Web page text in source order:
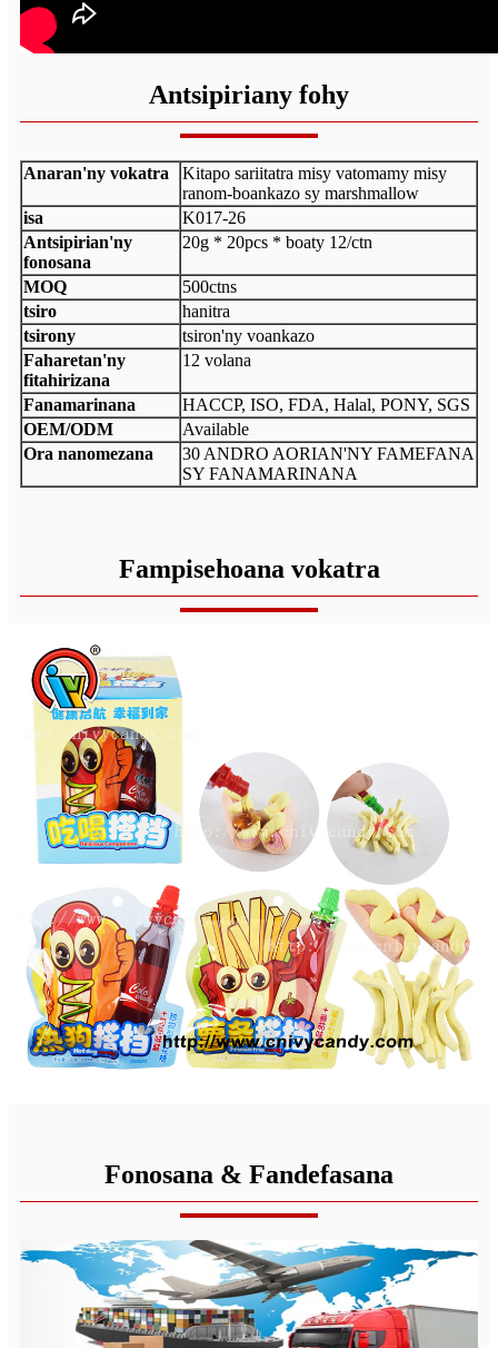
Antsipiriany fohy
Anaran'ny vokatra
Kitapo sariitatra misy vatomamy misy
ranom-boankazo sy marshmallow
isa
K017-26
Antsipirian'ny
fonosana
20g * 20pcs * boaty 12/ctn
MOQ
500ctns
tsiro
hanitra
tsirony
tsiron'ny voankazo
Faharetan'ny
fitahirizana
12 volana
Fanamarinana
HACCP, ISO, FDA, Halal, PONY, SGS
OEM/ODM
Available
Ora nanomezana
30 ANDRO AORIAN'NY FAMEFANA
SY FANAMARINANA
Fampisehoana vokatra
Fonosana & Fandefasana